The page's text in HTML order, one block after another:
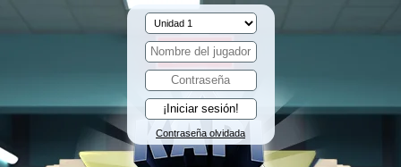
Contraseña olvidada